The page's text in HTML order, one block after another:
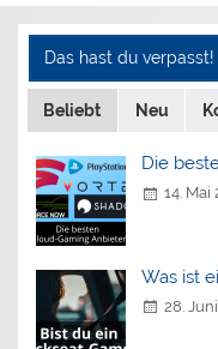
Das hast du verpasst!
Beliebt Neu
Die
14. Mai
Was ist
28.